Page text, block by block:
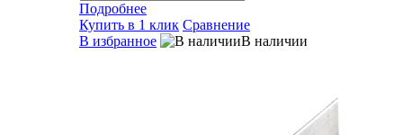
Подробнее
Купить в 1 клик Сравнение
В избранное
В наличии